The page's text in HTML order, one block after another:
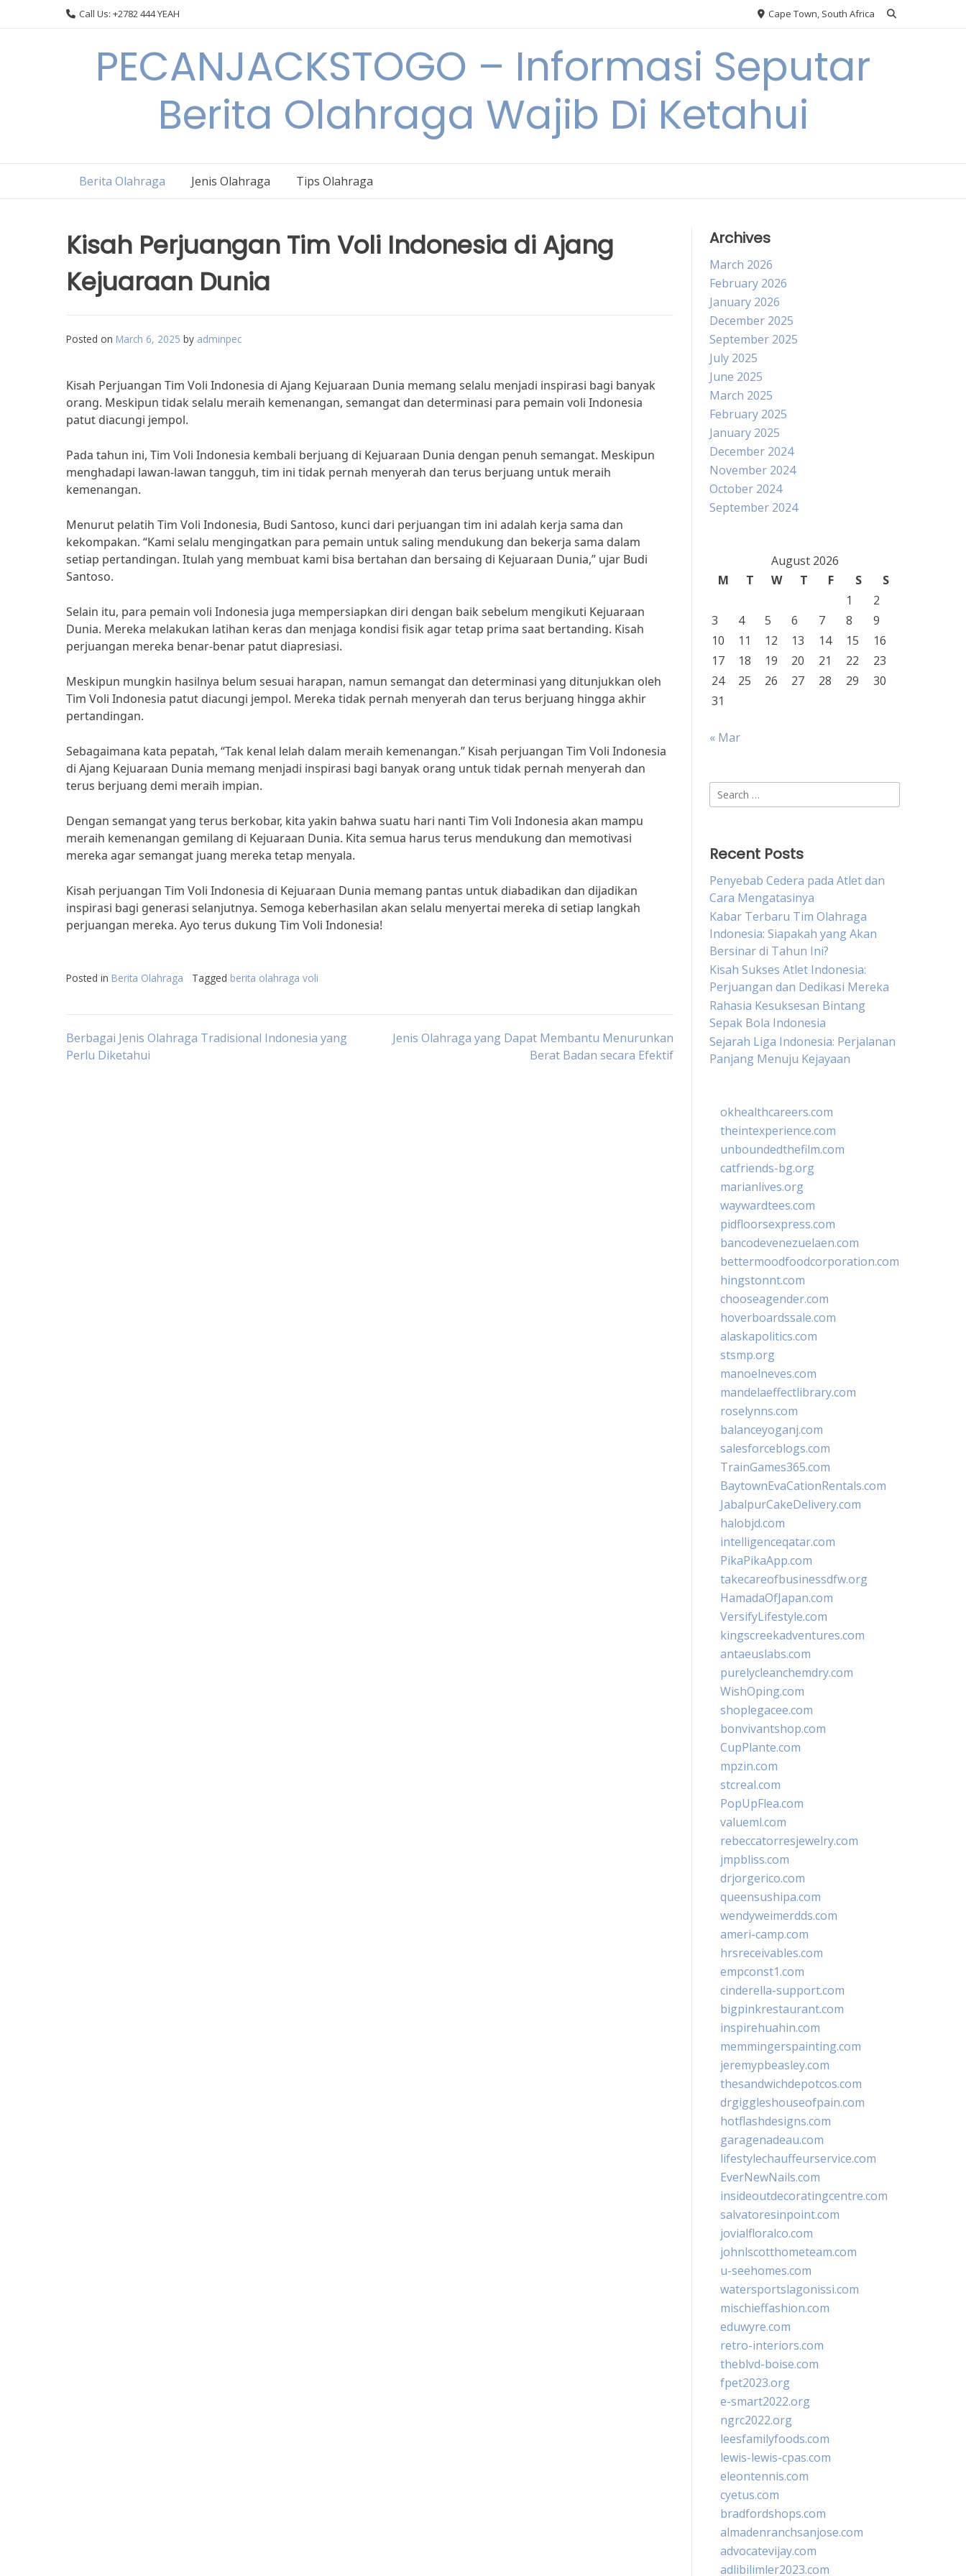
Call Us: +2782 444 YEAH Cape Town, South Africa
PECANJACKSTOGO – Informasi Seputar
Berita Olahraga Wajib Di Ketahui
Berita Olahraga Jenis Olahraga Tips Olahraga
Kisah Perjuangan Tim Voli Indonesia di Ajang
Kejuaraan Dunia
Posted on March 6, 2025 by adminpec
Kisah Perjuangan Tim Voli Indonesia di Ajang Kejuaraan Dunia memang selalu menjadi inspirasi bagi banyak
orang. Meskipun tidak selalu meraih kemenangan, semangat dan determinasi para pemain voli Indonesia
patut diacungi jempol.
Pada tahun ini, Tim Voli Indonesia kembali berjuang di Kejuaraan Dunia dengan penuh semangat. Meskipun
menghadapi lawan-lawan tangguh, tim ini tidak pernah menyerah dan terus berjuang untuk meraih
kemenangan.
Menurut pelatih Tim Voli Indonesia, Budi Santoso, kunci dari perjuangan tim ini adalah kerja sama dan
kekompakan. “Kami selalu mengingatkan para pemain untuk saling mendukung dan bekerja sama dalam
setiap pertandingan. Itulah yang membuat kami bisa bertahan dan bersaing di Kejuaraan Dunia,” ujar Budi
Santoso.
Selain itu, para pemain voli Indonesia juga mempersiapkan diri dengan baik sebelum mengikuti Kejuaraan
Dunia. Mereka melakukan latihan keras dan menjaga kondisi fisik agar tetap prima saat bertanding. Kisah
perjuangan mereka benar-benar patut diapresiasi.
Meskipun mungkin hasilnya belum sesuai harapan, namun semangat dan determinasi yang ditunjukkan oleh
Tim Voli Indonesia patut diacungi jempol. Mereka tidak pernah menyerah dan terus berjuang hingga akhir
pertandingan.
Sebagaimana kata pepatah, “Tak kenal lelah dalam meraih kemenangan.” Kisah perjuangan Tim Voli Indonesia
di Ajang Kejuaraan Dunia memang menjadi inspirasi bagi banyak orang untuk tidak pernah menyerah dan
terus berjuang demi meraih impian.
Dengan semangat yang terus berkobar, kita yakin bahwa suatu hari nanti Tim Voli Indonesia akan mampu
meraih kemenangan gemilang di Kejuaraan Dunia. Kita semua harus terus mendukung dan memotivasi
mereka agar semangat juang mereka tetap menyala.
Kisah perjuangan Tim Voli Indonesia di Kejuaraan Dunia memang pantas untuk diabadikan dan dijadikan
inspirasi bagi generasi selanjutnya. Semoga keberhasilan akan selalu menyertai mereka di setiap langkah
perjuangan mereka. Ayo terus dukung Tim Voli Indonesia!
Posted in Berita Olahraga Tagged berita olahraga voli
Post
Berbagai Jenis Olahraga Tradisional Indonesia yang
Perlu Diketahui
Jenis Olahraga yang Dapat Membantu Menurunkan
Berat Badan secara Efektif
Archives
March 2026
February 2026
January 2026
December 2025
September 2025
July 2025
June 2025
March 2025
February 2025
January 2025
December 2024
November 2024
October 2024
September 2024
August 2026
M
T W T F S
S
1
2
3
4 5 6 7 8
9
10
11 12 13 14 15
16
17
18 19 20 21 22
23
24
25 26 27 28 29
30
31
« Mar
Search
for:
Recent Posts
Penyebab Cedera pada Atlet dan
Cara Mengatasinya
Kabar Terbaru Tim Olahraga
Indonesia: Siapakah yang Akan
Bersinar di Tahun Ini?
Kisah Sukses Atlet Indonesia:
Perjuangan dan Dedikasi Mereka
Rahasia Kesuksesan Bintang
Sepak Bola Indonesia
Sejarah Liga Indonesia: Perjalanan
Panjang Menuju Kejayaan
okhealthcareers.com
theintexperience.com
unboundedthefilm.com
catfriends-bg.org
marianlives.org
waywardtees.com
pidfloorsexpress.com
bancodevenezuelaen.com
bettermoodfoodcorporation.com
hingstonnt.com
chooseagender.com
hoverboardssale.com
alaskapolitics.com
stsmp.org
manoelneves.com
mandelaeffectlibrary.com
roselynns.com
balanceyoganj.com
salesforceblogs.com
TrainGames365.com
BaytownEvaCationRentals.com
JabalpurCakeDelivery.com
halobjd.com
intelligenceqatar.com
PikaPikaApp.com
takecareofbusinessdfw.org
HamadaOfJapan.com
VersifyLifestyle.com
kingscreekadventures.com
antaeuslabs.com
purelycleanchemdry.com
WishOping.com
shoplegacee.com
bonvivantshop.com
CupPlante.com
mpzin.com
stcreal.com
PopUpFlea.com
valueml.com
rebeccatorresjewelry.com
jmpbliss.com
drjorgerico.com
queensushipa.com
wendyweimerdds.com
ameri-camp.com
hrsreceivables.com
empconst1.com
cinderella-support.com
bigpinkrestaurant.com
inspirehuahin.com
memmingerspainting.com
jeremypbeasley.com
thesandwichdepotcos.com
drgiggleshouseofpain.com
hotflashdesigns.com
garagenadeau.com
lifestylechauffeurservice.com
EverNewNails.com
insideoutdecoratingcentre.com
salvatoresinpoint.com
jovialfloralco.com
johnlscotthometeam.com
u-seehomes.com
watersportslagonissi.com
mischieffashion.com
eduwyre.com
retro-interiors.com
theblvd-boise.com
fpet2023.org
e-smart2022.org
ngrc2022.org
leesfamilyfoods.com
lewis-lewis-cpas.com
eleontennis.com
cyetus.com
bradfordshops.com
almadenranchsanjose.com
advocatevijay.com
adlibilimler2023.com